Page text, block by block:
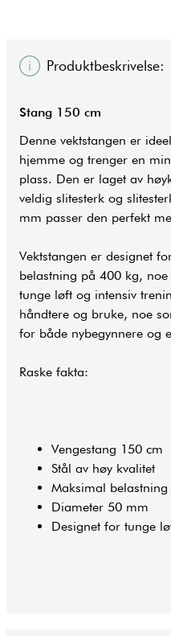
Produktbeskrivelse:
Stang 150 cm
Denne vektstangen er
hjemme og trenger en
plass. Den er laget av
veldig slitesterk og
mm passer den perfekt
Vektstangen er designet
belastning på 400 kg,
tunge løft og intensiv
håndtere og bruke, noe
for både nybegynnere og
Raske fakta:
Vengestang 150 cm
Stål av høy kvalitet
Maksimal
Diameter 50 mm
Designet for tunge